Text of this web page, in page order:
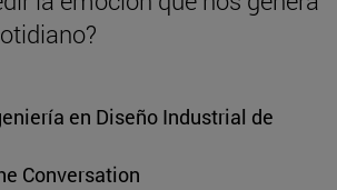
en Diseño Industrial de
Conversation